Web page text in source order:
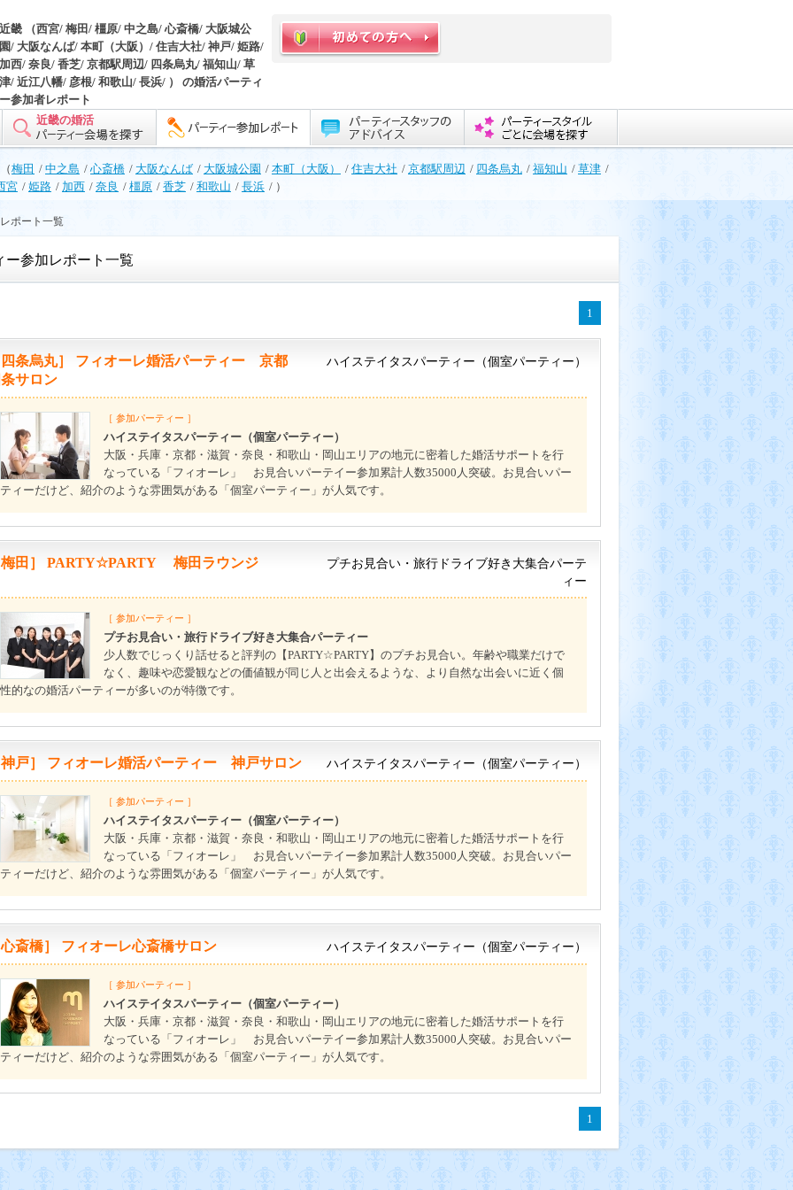
近畿 （西宮/ 梅田/ 橿原/ 中之島/ 心斎橋/ 大阪城公
園/ 大阪なんば/ 本町（大阪）/ 住吉大社/ 神戸/ 姫路/
加西/ 奈良/ 香芝/ 京都駅周辺/ 四条烏丸/ 福知山/ 草
津/ 近江八幡/ 彦根/ 和歌山/ 長浜/ ） の婚活パーティ
ー参加者レポート
近畿の婚活
（梅田 / 中之島 /心斎橋 / 大阪なんば / 大阪城公園 / 本町（大阪） / 住吉大社 / 京都駅周辺 / 四条烏丸 / 福知山 / 草津 /
宮 / 姫路 / 加西 / 奈良 / 橿原 / 香芝 / 和歌山 / 長浜 / ）
ポート一覧
ー参加レポート一覧
1
条烏丸］ フィオーレ婚活パーティー 京都
サロン
ハイステイタスパーティー（個室パーティー）
［ 参加パーティー ］
ハイステイタスパーティー（個室パーティー）
大阪・兵庫・京都・滋賀・奈良・和歌山・岡山エリアの地元に密着した婚活サポートを行
なっている「フィオーレ」 お見合いパーテイー参加累計人数35000人突破。お見合いパー
ティーだけど、紹介のような雰囲気がある「個室パーティー」が人気です。
田］ PARTY☆PARTY 梅田ラウンジ
プチお見合い・旅行ドライブ好き大集合パーテ
ィー
［ 参加パーティー ］
プチお見合い・旅行ドライブ好き大集合パーティー
少人数でじっくり話せると評判の【PARTY☆PARTY】のプチお見合い。年齢や職業だけで
なく、趣味や恋愛観などの価値観が同じ人と出会えるような、より自然な出会いに近く個
性的なの婚活パーティーが多いのが特徴です。
戸］ フィオーレ婚活パーティー 神戸サロン ハイステイタスパーティー（個室パーティー）
［ 参加パーティー ］
ハイステイタスパーティー（個室パーティー）
大阪・兵庫・京都・滋賀・奈良・和歌山・岡山エリアの地元に密着した婚活サポートを行
なっている「フィオーレ」 お見合いパーテイー参加累計人数35000人突破。お見合いパー
ティーだけど、紹介のような雰囲気がある「個室パーティー」が人気です。
斎橋］ フィオーレ心斎橋サロン ハイステイタスパーティー（個室パーティー）
［ 参加パーティー ］
ハイステイタスパーティー（個室パーティー）
大阪・兵庫・京都・滋賀・奈良・和歌山・岡山エリアの地元に密着した婚活サポートを行
なっている「フィオーレ」 お見合いパーテイー参加累計人数35000人突破。お見合いパー
ティーだけど、紹介のような雰囲気がある「個室パーティー」が人気です。
1